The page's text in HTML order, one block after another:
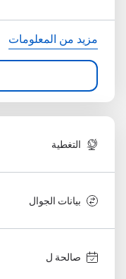
مزيد من المعلومات
التغطية
بيانات الجوال
صالحة ل